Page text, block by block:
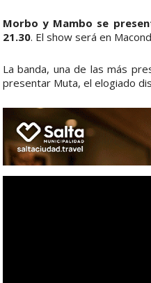
Morbo y Mambo se
21.30. El show será en
La banda, una de las más
presentar Muta, el elogiado